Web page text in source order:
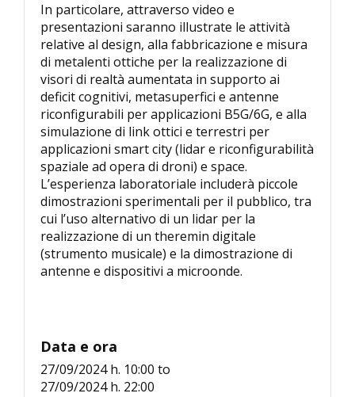
In particolare, attraverso video e
presentazioni saranno illustrate le attività
relative al design, alla fabbricazione e misura
di metalenti ottiche per la realizzazione di
visori di realtà aumentata in supporto ai
deficit cognitivi, metasuperfici e antenne
riconfigurabili per applicazioni B5G/6G, e alla
simulazione di link ottici e terrestri per
applicazioni smart city (lidar e riconfigurabilità
spaziale ad opera di droni) e space.
L’esperienza laboratoriale includerà piccole
dimostrazioni sperimentali per il pubblico, tra
cui l’uso alternativo di un lidar per la
realizzazione di un theremin digitale
(strumento musicale) e la dimostrazione di
antenne e dispositivi a microonde.
Data e ora
27/09/2024 h. 10:00 to
27/09/2024 h. 22:00